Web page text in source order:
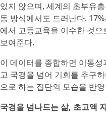
있지 않으며, 세계의 초부유
동 방식에서도 드러난다.
에서 고등교육을 이수한 것
보여준다.
이 데이터를 종합하면 이동
고 국경을 넘어 기회를 추구
으로 하는 집단의 모습을 반
국경을 넘나드는 삶, 초고액